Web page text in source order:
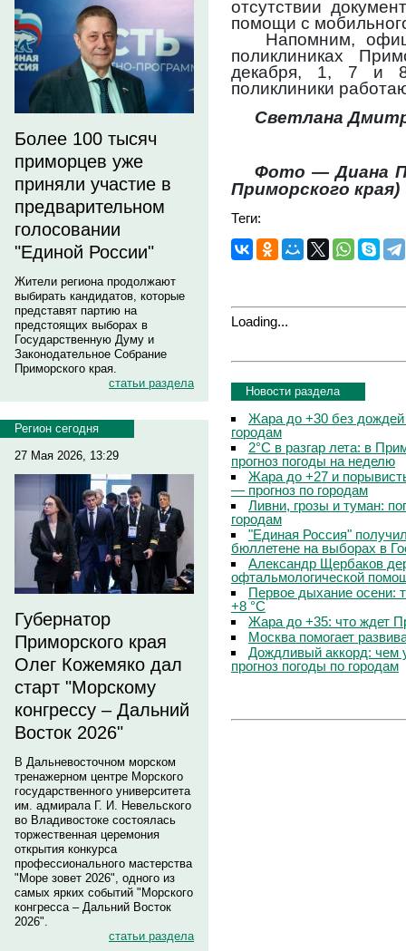
Более 100 тысяч
приморцев уже
приняли участие в
предварительном
голосовании
"Единой России"
Жители региона продолжают
выбирать кандидатов, которые
представят партию на
предстоящих выборах в
Государственную Думу и
Законодательное Собрание
Приморского края.
статьи раздела
Регион сегодня
27 Мая 2026, 13:29
Губернатор
Приморского края
Олег Кожемяко дал
старт "Морскому
конгрессу – Дальний
Восток 2026"
В Дальневосточном морском
тренажерном центре Морского
государственного университета
им. адмирала Г. И. Невельского
во Владивостоке состоялась
торжественная церемония
открытия конкурса
профессионального мастерства
"Море зовет 2026", одного из
самых ярких событий "Морского
конгресса – Дальний Восток
2026".
статьи раздела
отсутствии
помощи с
Напомним,
поликлиниках
декабря, 1, 7 и
поликлиники
Светлана
Фото — Диана
Приморского края)
Теги:
Loading...
Новости раздела
Жара до +30 без
городам
2°C в разгар лета: в
прогноз погоды на неделю
Жара до +27 и
— прогноз по городам
Ливни, грозы и туман:
городам
"Единая Россия"
бюллетене на выборах в
Александр Щербаков
офтальмологической
Первое дыхание осени:
+8 °C
Жара до +35: что ждет
Москва помогает
Дождливый аккорд: чем
прогноз погоды по городам